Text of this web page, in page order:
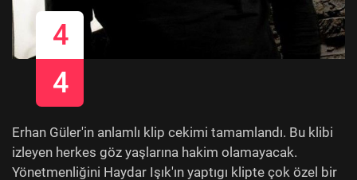
4
4
Erhan Güler'in anlamlı klip cekimi tamamlandı. Bu klibi
izleyen herkes göz yaşlarına hakim olamayacak.
Yönetmenliğini Haydar Işık'ın yaptıgı klipte çok özel bir